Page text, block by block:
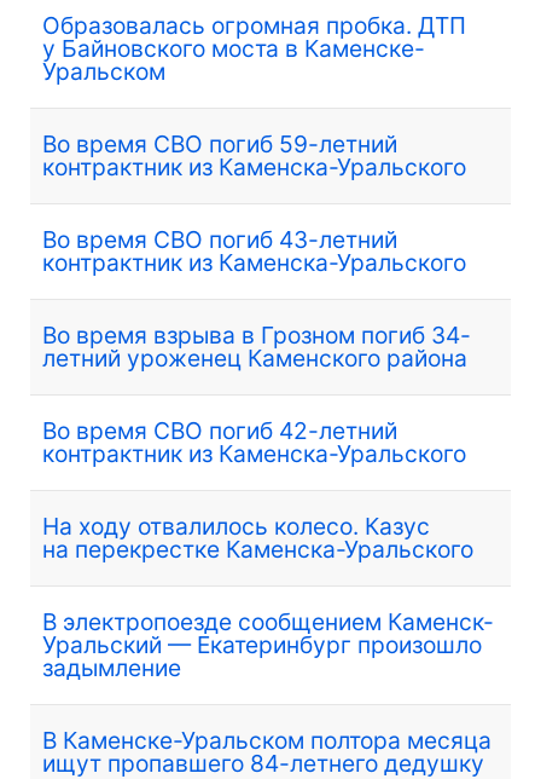
Образовалась огромная пробка. ДТП
у Байновского моста в Каменске-
Уральском
Во время СВО погиб 59-летний
контрактник из Каменска-Уральского
Во время СВО погиб 43-летний
контрактник из Каменска-Уральского
Во время взрыва в Грозном погиб 34-
летний уроженец Каменского района
Во время СВО погиб 42-летний
контрактник из Каменска-Уральского
На ходу отвалилось колесо. Казус
на перекрестке Каменска-Уральского
В электропоезде сообщением Каменск-
Уральский — Екатеринбург произошло
задымление
В Каменске-Уральском полтора месяца
ищут пропавшего 84-летнего дедушку